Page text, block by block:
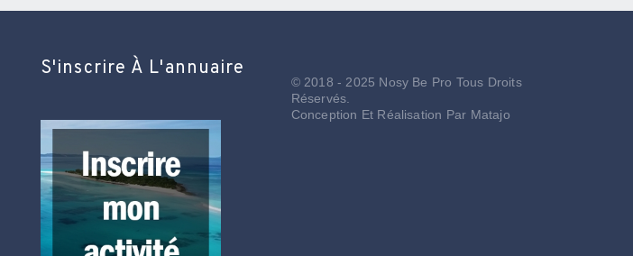
S'inscrire À L'annuaire
© 2018 - 2025 Nosy Be Pro Tous Droits
Réservés.
Conception Et Réalisation Par Matajo